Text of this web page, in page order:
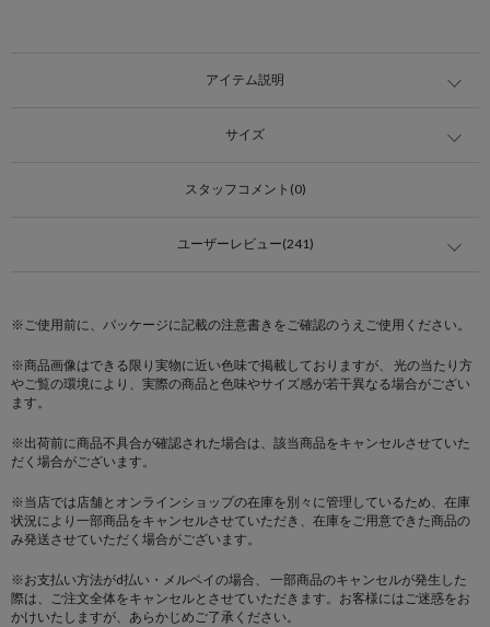
アイテム説明
サイズ
スタッフコメント(0)
ユーザーレビュー(241)
※ご使用前に、パッケージに記載の注意書きをご確認のうえご使用ください。
※商品画像はできる限り実物に近い色味で掲載しておりますが、 光の当たり方
やご覧の環境により、実際の商品と色味やサイズ感が若干異なる場合がござい
ます。
※出荷前に商品不具合が確認された場合は、該当商品をキャンセルさせていた
だく場合がございます。
※当店では店舗とオンラインショップの在庫を別々に管理しているため、在庫
状況により一部商品をキャンセルさせていただき、在庫をご用意できた商品の
み発送させていただく場合がございます。
※お支払い方法がd払い・メルペイの場合、 一部商品のキャンセルが発生した
際は、ご注文全体をキャンセルとさせていただきます。お客様にはご迷惑をお
かけいたしますが、あらかじめご了承ください。